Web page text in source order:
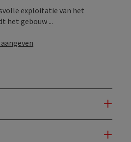
exploitatie van het
het gebouw ...